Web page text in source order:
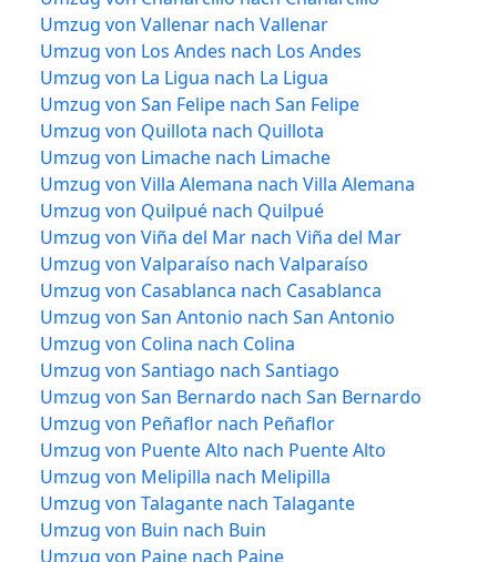
Umzug von Vallenar nach Vallenar
Umzug von Los Andes nach Los Andes
Umzug von La Ligua nach La Ligua
Umzug von San Felipe nach San Felipe
Umzug von Quillota nach Quillota
Umzug von Limache nach Limache
Umzug von Villa Alemana nach Villa Alemana
Umzug von Quilpué nach Quilpué
Umzug von Viña del Mar nach Viña del Mar
Umzug von Valparaíso nach Valparaíso
Umzug von Casablanca nach Casablanca
Umzug von San Antonio nach San Antonio
Umzug von Colina nach Colina
Umzug von Santiago nach Santiago
Umzug von San Bernardo nach San Bernardo
Umzug von Peñaflor nach Peñaflor
Umzug von Puente Alto nach Puente Alto
Umzug von Melipilla nach Melipilla
Umzug von Talagante nach Talagante
Umzug von Buin nach Buin
Umzug von Paine nach Paine